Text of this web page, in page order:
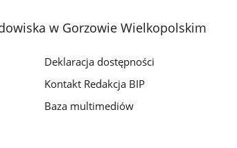
w Gorzowie Wielkopolskim
Deklaracja dostępności
Kontakt Redakcja BIP
Baza multimediów